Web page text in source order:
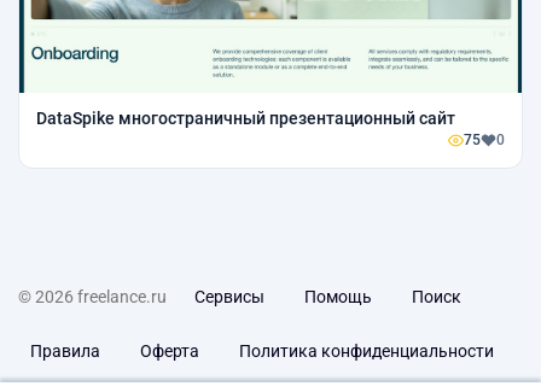
DataSpike многостраничный презентационный сайт
75 0
© 2026 freelance.ru Сервисы Помощь Поиск
Правила Оферта Политика конфиденциальности